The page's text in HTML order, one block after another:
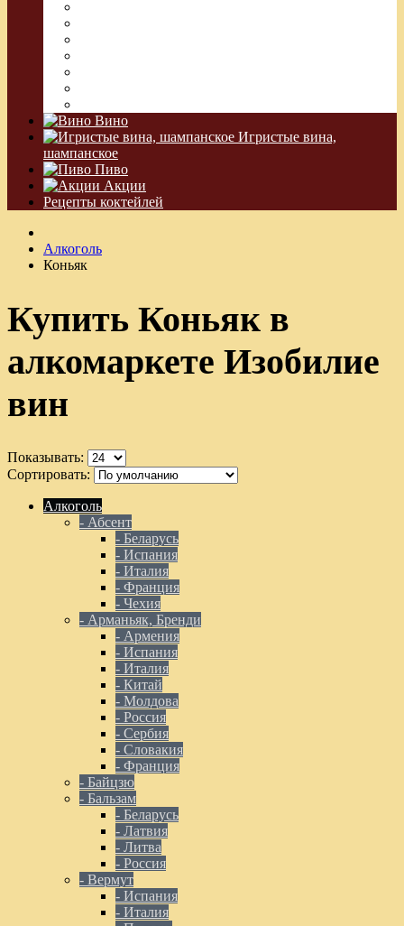
Вино
Игристые вина,
шампанское
Пиво
Акции
Рецепты коктейлей
Алкоголь
Коньяк
Купить Коньяк в
алкомаркете Изобилие
вин
Показывать:
Сортировать:
Алкоголь
- Абсент
- Беларусь
- Испания
- Италия
- Франция
- Чехия
- Арманьяк, Бренди
- Армения
- Испания
- Италия
- Китай
- Молдова
- Россия
- Сербия
- Словакия
- Франция
- Байцзю
- Бальзам
- Беларусь
- Латвия
- Литва
- Россия
- Вермут
- Испания
- Италия